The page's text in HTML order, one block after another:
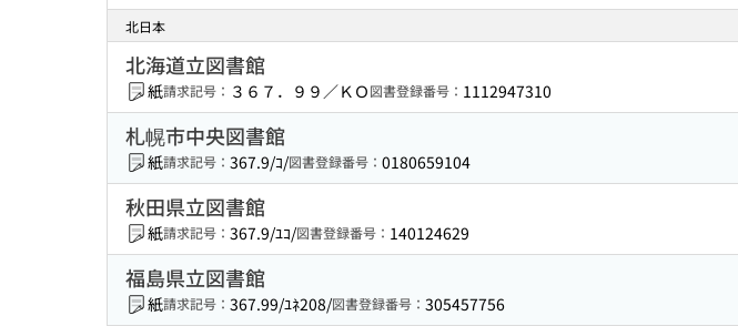
北日本
北海道立図書館
紙請求記号： ３６７．９９／ＫＯ図書登録番号： 1112947310
札幌市中央図書館
紙請求記号： 367.9/ｺ/図書登録番号： 0180659104
秋田県立図書館
紙請求記号： 367.9/ﾕｺ/図書登録番号： 140124629
福島県立図書館
紙請求記号： 367.99/ﾕﾈ208/図書登録番号： 305457756